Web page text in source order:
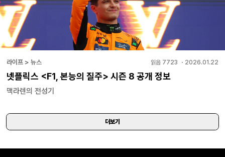
라이프 > 뉴스 읽음 7723 ・ 2026.01.22
넷플릭스 <F1, 본능의 질주> 시즌 8 공개 정보
맥라렌의 전성기
더보기